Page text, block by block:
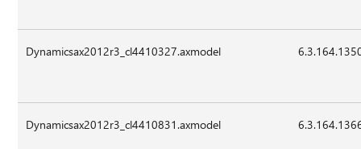
Dynamicsax2012r3_cl4410327.axmodel
Dynamicsax2012r3_cl4410831.axmodel